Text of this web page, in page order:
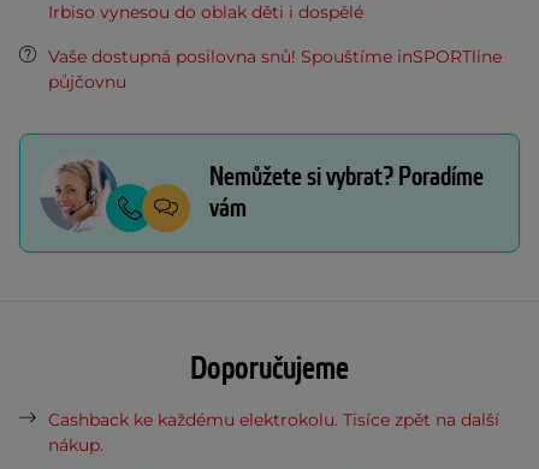
Irbiso vynesou do oblak děti i dospělé
Vaše dostupná posilovna snů! Spouštíme inSPORTline
půjčovnu
Nemůžete si vybrat? Poradíme
vám
Doporučujeme
Cashback ke každému elektrokolu. Tisíce zpět na další
nákup.